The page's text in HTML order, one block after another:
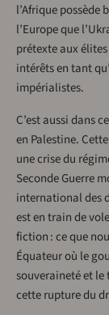
l’Afrique possède
l’Europe que
prétexte aux
intérêts en tant
impérialistes.
C’est aussi dans
en Palestine.
une crise du
Seconde Guerre
international des
est en train de
fiction : ce que
Équateur où le
souveraineté et le
cette rupture du